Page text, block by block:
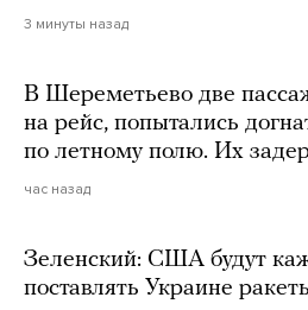
3 минуты назад
В Шереметьево две
на рейс, попытались
по летному полю. Их
час назад
Зеленский: США будут
поставлять Украине